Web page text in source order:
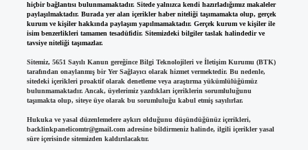
hiçbir bağlantısı bulunmamaktadır. Sitede yalnızca kendi hazırladığımız makaleler
paylaşılmaktadır. Burada yer alan içerikler haber niteliği taşımamakta olup, gerçek
kurum ve kişiler hakkında paylaşım yapılmamaktadır. Gerçek kurum ve kişiler ile
isim benzerlikleri tamamen tesadüfidir. Sitemizdeki bilgiler taslak halindedir ve
tavsiye niteliği taşımazlar.
Sitemiz, 5651 Sayılı Kanun gereğince Bilgi Teknolojileri ve İletişim Kurumu (BTK)
tarafından onaylanmış bir Yer Sağlayıcı olarak hizmet vermektedir. Bu nedenle,
sitedeki içerikleri proaktif olarak denetleme veya araştırma yükümlülüğümüz
bulunmamaktadır. Ancak, üyelerimiz yazdıkları içeriklerin sorumluluğunu
taşımakta olup, siteye üye olarak bu sorumluluğu kabul etmiş sayılırlar.
Hukuka ve yasal düzenlemelere aykırı olduğunu düşündüğünüz içerikleri,
backlinkpanelicomtr@gmail.comadresine bildirmeniz halinde, ilgili içerikler yasal
süre içerisinde sitemizden kaldırılacaktır.